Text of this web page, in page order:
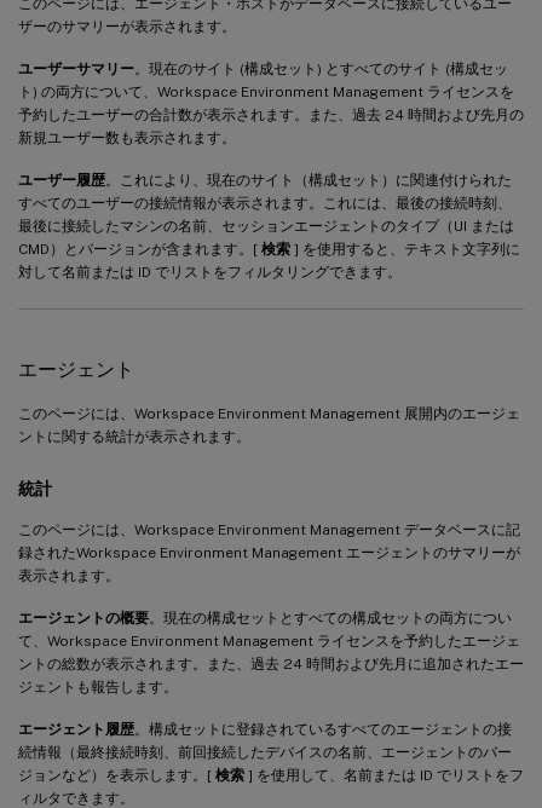
ザーのサマリーが表示されます。
ユーザーサマリー。現在のサイト (構成セット) とすべてのサイト (構成セッ
ト) の両方について、Workspace Environment Management ライセンスを
予約したユーザーの合計数が表示されます。また、過去 24 時間および先月の
新規ユーザー数も表示されます。
ユーザー履歴。これにより、現在のサイト（構成セット）に関連付けられた
すべてのユーザーの接続情報が表示されます。これには、最後の接続時刻、
最後に接続したマシンの名前、セッションエージェントのタイプ（UI または
CMD）とバージョンが含まれます。[ 検索 ] を使用すると、テキスト文字列に
対して名前または ID でリストをフィルタリングできます。
エージェント
このページには、Workspace Environment Management 展開内のエージェ
ントに関する統計が表示されます。
統計
このページには、Workspace Environment Management データベースに記
録されたWorkspace Environment Management エージェントのサマリーが
表示されます。
エージェントの概要。現在の構成セットとすべての構成セットの両方につい
て、Workspace Environment Management ライセンスを予約したエージェ
ントの総数が表示されます。また、過去 24 時間および先月に追加されたエー
ジェントも報告します。
エージェント履歴。構成セットに登録されているすべてのエージェントの接
続情報（最終接続時刻、前回接続したデバイスの名前、エージェントのバー
ジョンなど）を表示します。[ 検索 ] を使用して、名前または ID でリストをフ
ィルタできます。